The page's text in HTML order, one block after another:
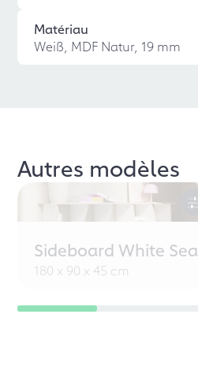
Matériau
Weiß, MDF Natur, 19 mm
Autres modèles
Sideboard White Sea
180 x 90 x 45 cm